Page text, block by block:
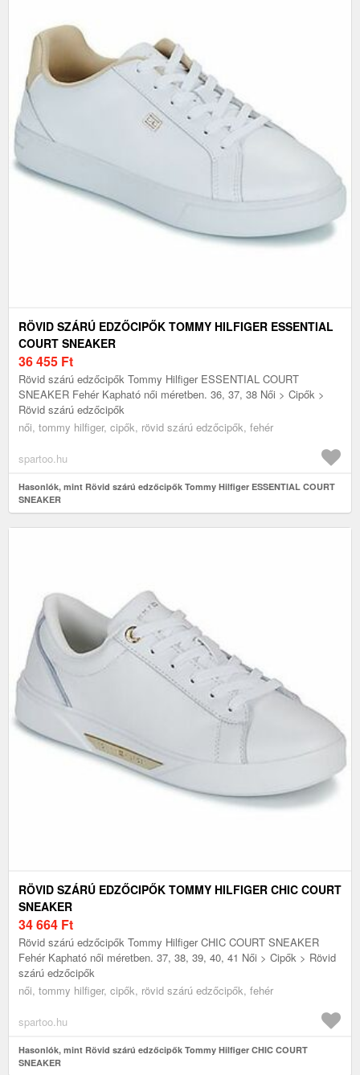
RÖVID SZÁRÚ EDZŐCIPŐK TOMMY HILFIGER ESSENTIAL
COURT SNEAKER
36 455 Ft
Rövid szárú edzőcipők Tommy Hilfiger ESSENTIAL COURT
SNEAKER Fehér Kapható női méretben. 36, 37, 38 Női > Cipők >
Rövid szárú edzőcipők
női, tommy hilfiger, cipők, rövid szárú edzőcipők, fehér
spartoo.hu
Hasonlók, mint Rövid szárú edzőcipők Tommy Hilfiger ESSENTIAL COURT
SNEAKER
RÖVID SZÁRÚ EDZŐCIPŐK TOMMY HILFIGER CHIC COURT
SNEAKER
34 664 Ft
Rövid szárú edzőcipők Tommy Hilfiger CHIC COURT SNEAKER
Fehér Kapható női méretben. 37, 38, 39, 40, 41 Női > Cipők > Rövid
szárú edzőcipők
női, tommy hilfiger, cipők, rövid szárú edzőcipők, fehér
spartoo.hu
Hasonlók, mint Rövid szárú edzőcipők Tommy Hilfiger CHIC COURT
SNEAKER